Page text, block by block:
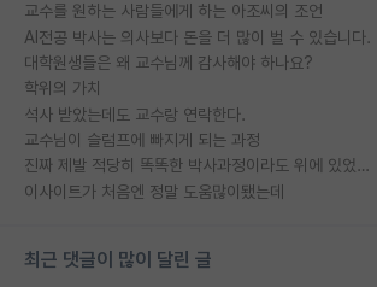
교수를 원하는 사람들에게 하는 아조씨의 조언
AI전공 박사는 의사보다 돈을 더 많이 벌 수 있습니다.
대학원생들은 왜 교수님께 감사해야 하나요?
학위의 가치
석사 받았는데도 교수랑 연락한다.
교수님이 슬럼프에 빠지게 되는 과정
진짜 제발 적당히 똑똑한 박사과정이라도 위에 있었으면..
이사이트가 처음엔 정말 도움많이됐는데
최근 댓글이 많이 달린 글